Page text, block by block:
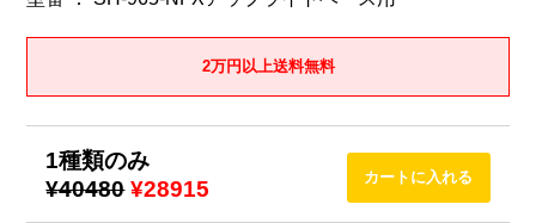
2万円以上送料無料
1種類のみ
¥40480 ¥28915